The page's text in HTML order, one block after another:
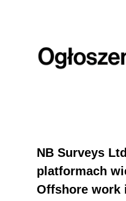
NB Surveys
platformach
Offshore work